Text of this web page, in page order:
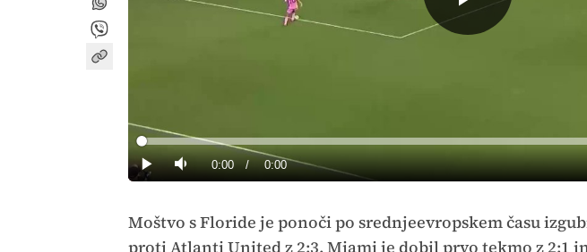
Predvajaj
Tiho Current
0:00 / Duration
0:00
Loaded:
0%
Moštvo s Floride je ponoči po srednjeevropskem času
proti Atlanti United z 2:3. Miami je dobil prvo tekmo z 2:1